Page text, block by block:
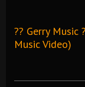
?? Gerry
Music Video)